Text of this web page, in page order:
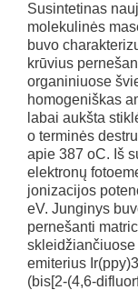
Susintetinas
molekulinės
buvo
krūvius
organiniuose
homogeniškas
labai aukšta
o terminės
apie 387 oC. Iš
elektronų
jonizacijos
eV. Junginys
pernešanti
emiterius
(bis[2-(4,6-